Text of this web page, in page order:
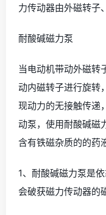
力传动器由外磁转子
耐酸碱磁力泵
当电动机带动外磁转
动内磁转子进行旋转
现动力的无接触传递
动泵，使用耐酸碱磁
含有铁磁杂质的的药
1、耐酸碱磁力泵是
会破获磁力传动器的